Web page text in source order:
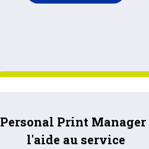
Personal Print Manager
l'aide au service